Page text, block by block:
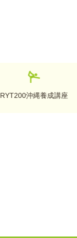
RYT200沖縄養成講座